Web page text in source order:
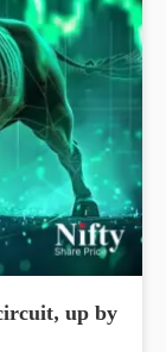
up by